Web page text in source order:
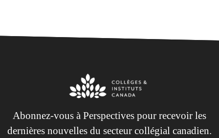
Abonnez-vous à Perspectives pour recevoir les
dernières nouvelles du secteur collégial canadien.